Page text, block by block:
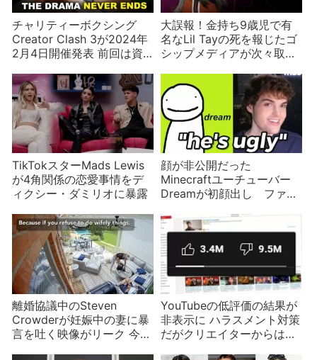
チャリティーボクシング
Creator Clash 3が2024年
2月4日開催発表 前回は資
大誤報！金持ち9歳児で有
名なLil Tayの死を報じたゴ
シップメディアが次々取り
か？
TikTokスターMads Lewis
が4角関係の恋愛事情をデ
ィクシー・ダミリオに暴露
顔が非公開だった
Minecraftユーチューバー
Dreamが初顔出し ファン
離婚協議中のSteven
Crowderが妊娠中の妻に暴
言を吐く映像がリーク 今後
YouTubeの低評価の結果が
非表示に ハラスメント対策
だがクリエイターからは不